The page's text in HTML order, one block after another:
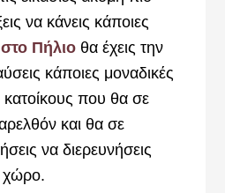
να κάνεις κάποιες
Πήλιο θα έχεις την
κάποιες μοναδικές
κατοίκους που θα σε
και θα σε
να διερευνήσεις
χώρο.